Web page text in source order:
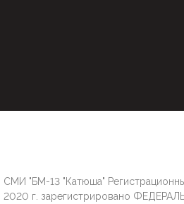
СМИ "БМ-13 "Катюша"
2020 г. зарегистрировано